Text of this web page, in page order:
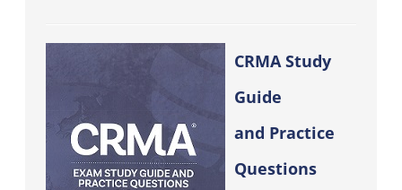
CRMA Study
Guide
and Practice
Questions